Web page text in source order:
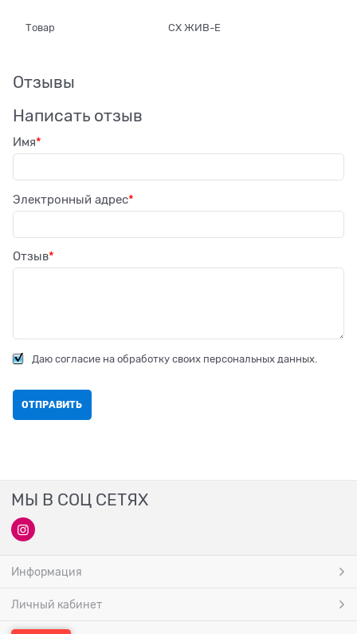
Товар СХ ЖИВ-Е
Отзывы
Написать отзыв
Имя
Электронный адрес
Отзыв
Даю согласие на обработку своих персональных данных.
МЫ В СОЦ СЕТЯХ
Информация
Личный кабинет